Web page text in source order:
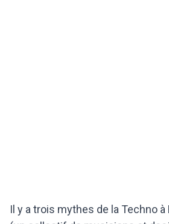
Il y a trois mythes de la Techno à